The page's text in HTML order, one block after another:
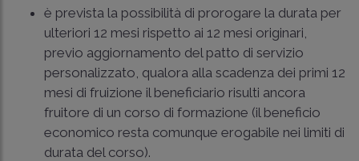
è prevista la possibilità di prorogare la durata per
ulteriori 12 mesi rispetto ai 12 mesi originari,
previo aggiornamento del patto di servizio
personalizzato, qualora alla scadenza dei primi 12
mesi di fruizione il beneficiario risulti ancora
fruitore di un corso di formazione (il beneficio
economico resta comunque erogabile nei limiti di
durata del corso).